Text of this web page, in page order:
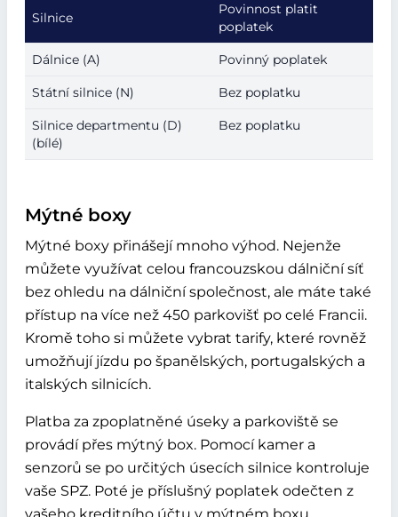
Silnice
Povinnost platit
poplatek
Dálnice (A) Povinný poplatek
Státní silnice (N) Bez poplatku
Silnice departmentu (D)
(bílé)
Bez poplatku
Mýtné boxy
Mýtné boxy přinášejí mnoho výhod. Nejenže
můžete využívat celou francouzskou dálniční síť
bez ohledu na dálniční společnost, ale máte také
přístup na více než 450 parkovišť po celé Francii.
Kromě toho si můžete vybrat tarify, které rovněž
umožňují jízdu po španělských, portugalských a
italských silnicích.
Platba za zpoplatněné úseky a parkoviště se
provádí přes mýtný box. Pomocí kamer a
senzorů se po určitých úsecích silnice kontroluje
vaše SPZ. Poté je příslušný poplatek odečten z